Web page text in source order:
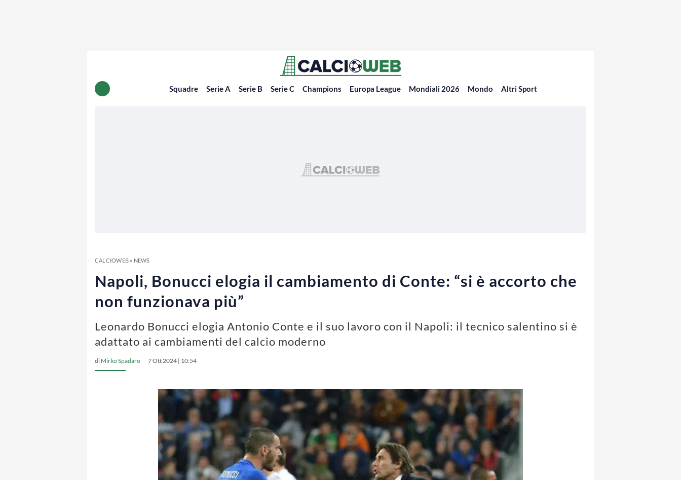
Squadre Serie A Serie B Serie C Champions Europa League Mondiali 2026 Mondo Altri Sport
CALCIOWEB» NEWS
Napoli, Bonucci elogia il cambiamento di Conte: “si è accorto che
non funzionava più”
Leonardo Bonucci elogia Antonio Conte e il suo lavoro con il Napoli: il tecnico salentino si è
adattato ai cambiamenti del calcio moderno
di Mirko Spadaro 7 Ott 2024 | 10:54